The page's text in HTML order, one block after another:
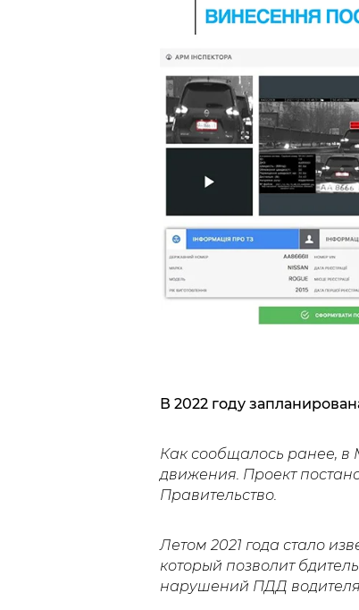
В 2022 году
Как сообщалось ранее,
движения. Проект
Правительство.
Летом 2021 года стало
который позволит
нарушений ПДД